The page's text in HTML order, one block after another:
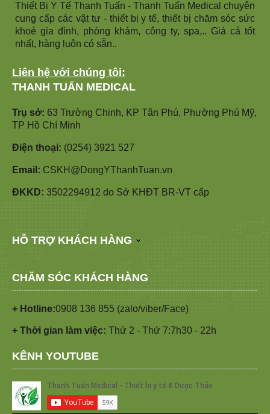
Thiết Bị Y Tế Thanh Tuấn - Thanh Tuấn Medical chuyên
cung cấp các vật tư - thiết bị y tế, thiết bị chăm sóc sức
khoẻ gia đình, phòng khám, công ty, spa,.. Giá cả tốt
nhất, hàng luôn có sẵn..
Liên hệ với chúng tôi:
THANH TUẤN MEDICAL
Trụ sở: 63 Trường Chinh, KP Tân Phú, Phường Phú Mỹ,
TP Hồ Chí Minh
Điện thoại: (0254) 3921 527
Email: CSKH@DongYThanhTuan.vn
ĐKKD: 3502294912 do Sở KHĐT BR-VT cấp
HỖ TRỢ KHÁCH HÀNG
CHĂM SÓC KHÁCH HÀNG
+ Hotline:0908 136 855 (zalo/viber/Face)
+ Thời gian làm việc: Thứ 2 - Thứ 7:7h30 - 22h
KÊNH YOUTUBE